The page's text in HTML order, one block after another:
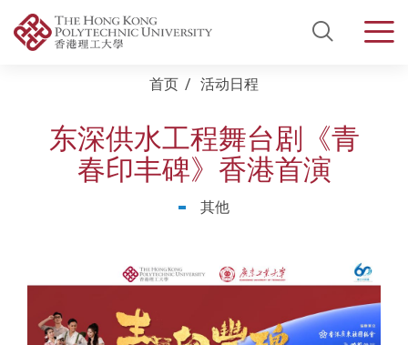
Open
首页 活动日程
东深供水工程舞台剧《青
春印丰碑》香港首演
其他